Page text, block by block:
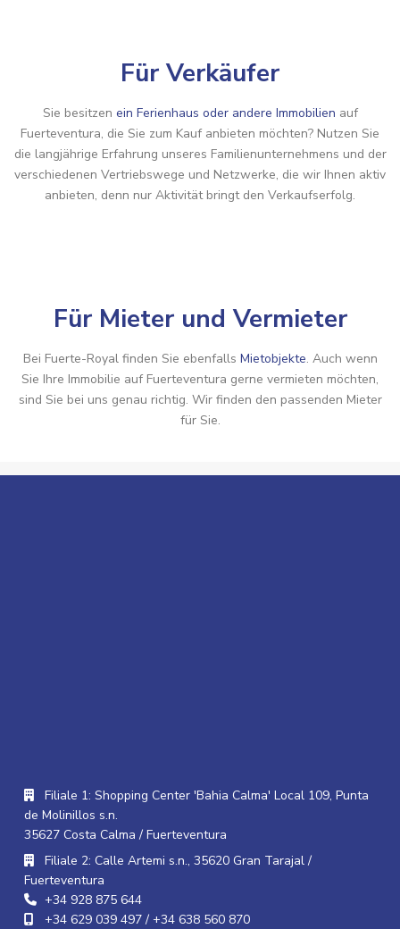
Für Verkäufer
Sie besitzen ein Ferienhaus oder andere Immobilien auf
Fuerteventura, die Sie zum Kauf anbieten möchten? Nutzen Sie
die langjährige Erfahrung unseres Familienunternehmens und der
verschiedenen Vertriebswege und Netzwerke, die wir Ihnen aktiv
anbieten, denn nur Aktivität bringt den Verkaufserfolg.
Für Mieter und Vermieter
Bei Fuerte-Royal finden Sie ebenfalls Mietobjekte. Auch wenn
Sie Ihre Immobilie auf Fuerteventura gerne vermieten möchten,
sind Sie bei uns genau richtig. Wir finden den passenden Mieter
für Sie.
Filiale 1: Shopping Center 'Bahia Calma' Local 109, Punta
de Molinillos s.n.
35627 Costa Calma / Fuerteventura
Filiale 2: Calle Artemi s.n., 35620 Gran Tarajal /
Fuerteventura
+34 928 875 644
+34 629 039 497 / +34 638 560 870